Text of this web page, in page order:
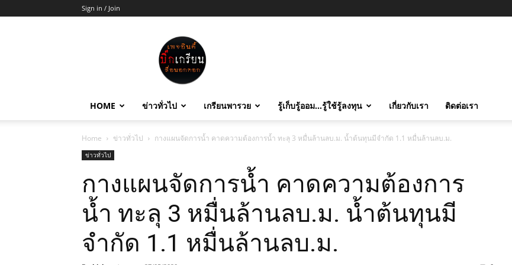
Sign in / Join
บิ๊ก
เกรียน
HOME ข่าวทั่วไป เกรียนพารวย รู้เก็บรู้ออม…รู้ใช้รู้ลงทุน เกี่ยวกับเรา ติดต่อเรา
Home ข่าวทั่วไป กางแผนจัดการน้ำ คาดความต้องการน้ำ ทะลุ 3 หมื่นล้านลบ.ม. น้ำต้นทุนมีจำกัด 1.1 หมื่นล้านลบ.ม.
ข่าวทั่วไป
กางแผนจัดการน้ำ คาดความต้องการ
น้ำ ทะลุ 3 หมื่นล้านลบ.ม. น้ำต้นทุนมี
จำกัด 1.1 หมื่นล้านลบ.ม.